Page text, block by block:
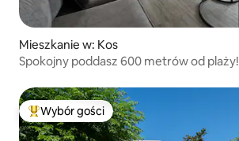
Mieszkanie w: Kos
Spokojny poddasz 600 metrów od plaży!
Najpopularniejsze z kategorii Wybór gości
Wybór gości